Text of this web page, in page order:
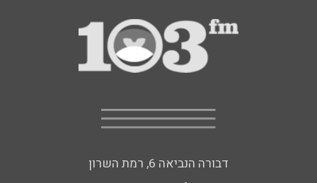
דבורה הנביאה 6, רמת השרון